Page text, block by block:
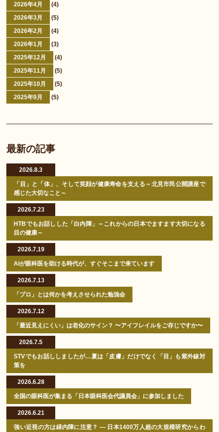
2026年4月
(4)
2026年3月
(5)
2026年2月
(4)
2026年1月
(3)
2025年12月
(4)
2025年11月
(5)
2025年10月
(5)
2025年9月
(5)
最新の記事
2026.8.3
「目」と「体」、そして笑顔が健康寿命を支える～北見市民公開講座で
感じた大切なこと～
2026.7.23
HTBでもお話しした「白内障」～これからの日本でますます大切になる
目の健康～
2026.7.19
AIが眼科医を助ける時代が、すぐそこまで来ています
2026.7.13
「プロ」とは何かを考えさせられた勉強会
2026.7.12
「最近見えにくい」は老化のサイン？ 〜アイフレイルをご存じですか〜
2026.7.5
STVでもお話ししましたが…夏は「皮膚」だけでなく「目」も紫外線対
策を
2026.6.28
全国の眼科医が集まる「日本眼科医会代議員会」に参加しました
2026.6.21
強い近視の方は緑内障に注意？ ― 日本1400万人超の大規模研究からわ